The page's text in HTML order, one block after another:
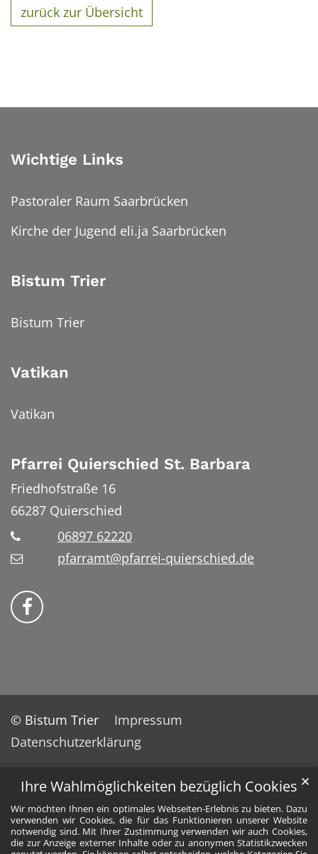
Ihre Wahlmöglichkeiten bezüglich Cookies
Wir möchten Ihnen ein optimales Webseiten-Erlebnis zu bieten. Dazu
verwenden wir Cookies, die für das Funktionieren unserer Website
notwendig sind. Mit Ihrer Zustimmung verwenden wir auch Cookies,
die zur Anzeige externer Inhalte oder zu anonymen Statistikzwecken
✕
zurück zur Übersicht
Wichtige Links
Pastoraler Raum Saarbrücken
Kirche der Jugend eli.ja Saarbrücken
Bistum Trier
Bistum Trier
Vatikan
Vatikan
Pfarrei Quierschied St. Barbara
Friedhofstraße 16
66287 Quierschied
06897 62220
pfarramt@pfarrei-quierschied.de
Bistum Trier auf Facebook
© Bistum Trier
Impressum
Datenschutzerklärung